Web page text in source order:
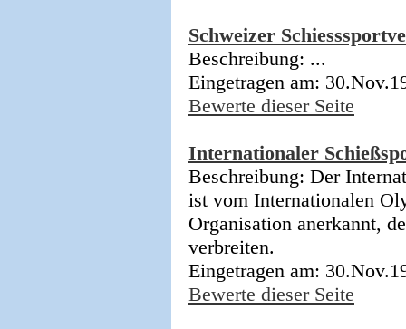
Schweizer
Beschreibung: ...
Eingetragen am:
Bewerte dieser Seite
Internationaler
Beschreibung: Der
ist vom Internationalen
Organisation anerkannt,
verbreiten.
Eingetragen am:
Bewerte dieser Seite